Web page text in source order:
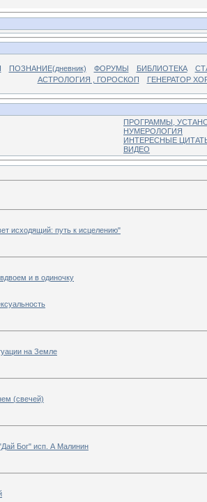
ПОЗНАНИЕ(дневник) ФОРУМЫ БИБЛИОТЕКА
АСТРОЛОГИЯ , ГОРОСКОП
ГЕНЕРАТОР
ПРОГРАММЫ,
НУМЕРОЛОГИЯ
ИНТЕРЕСНЫЕ
ВИДЕО
исходящий: путь к исцелению"
и в одиночку
на Земле
(свечей)
Бог" исп. А Малинин